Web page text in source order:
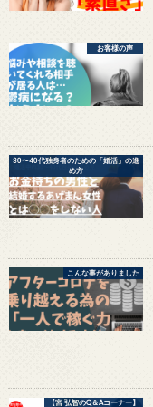
お客様の声
30〜40代独身者のための「婚活」の進
め方
こんな事がありました
【宮 弘智のQ＆Aコーナー】